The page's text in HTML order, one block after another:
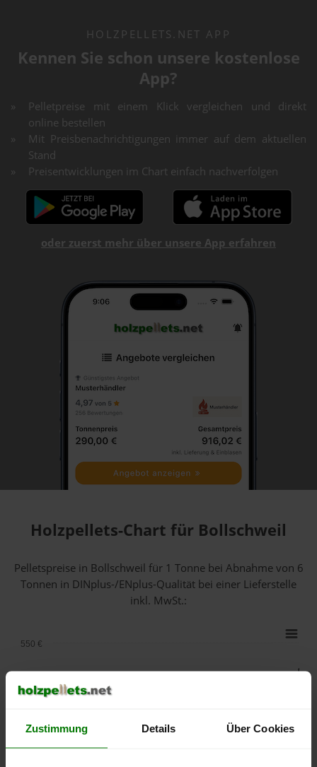
Zustimmung Details Über Cookies
HOLZPELLETS.NET APP
Kennen Sie schon unsere kostenlose
App?
Pelletpreise mit einem Klick vergleichen und direkt
online bestellen
Mit Preisbenachrichtigungen immer auf dem aktuellen
Stand
Preisentwicklungen im Chart einfach nachverfolgen
oder zuerst mehr über unsere App erfahren
Holzpellets-Chart für Bollschweil
Pelletspreise in Bollschweil für 1 Tonne bei Abnahmevon 6
Tonnen in DINplus-/ENplus-Qualität bei einer Lieferstelle
inkl. MwSt.:
550 €